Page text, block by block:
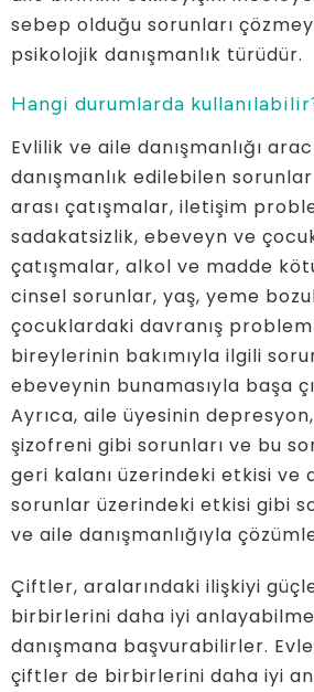
sebep olduğu sorunları
psikolojik danışmanlık türüdür.
Hangi durumlarda
Evlilik ve aile danışmanlığı
danışmanlık edilebilen
arası çatışmalar, iletişim
sadakatsizlik, ebeveyn ve
çatışmalar, alkol ve madde
cinsel sorunlar, yaş, yeme
çocuklardaki davranış
bireylerinin bakımıyla ilgili
ebeveynin bunamasıyla başa
Ayrıca, aile üyesinin
şizofreni gibi sorunları ve bu
geri kalanı üzerindeki etkisi ve
sorunlar üzerindeki etkisi gibi
ve aile danışmanlığıyla
Çiftler, aralarındaki ilişkiyi
birbirlerini daha iyi
danışmana başvurabilirler.
çiftler de birbirlerini daha iyi